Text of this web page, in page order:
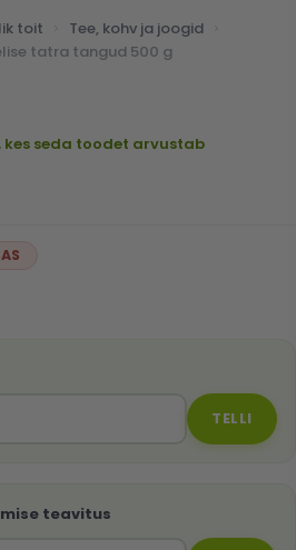
toit
Tee, kohv ja joogid
tatra tangud 500 g
kes seda toodet arvustab
TELLI
teavitus